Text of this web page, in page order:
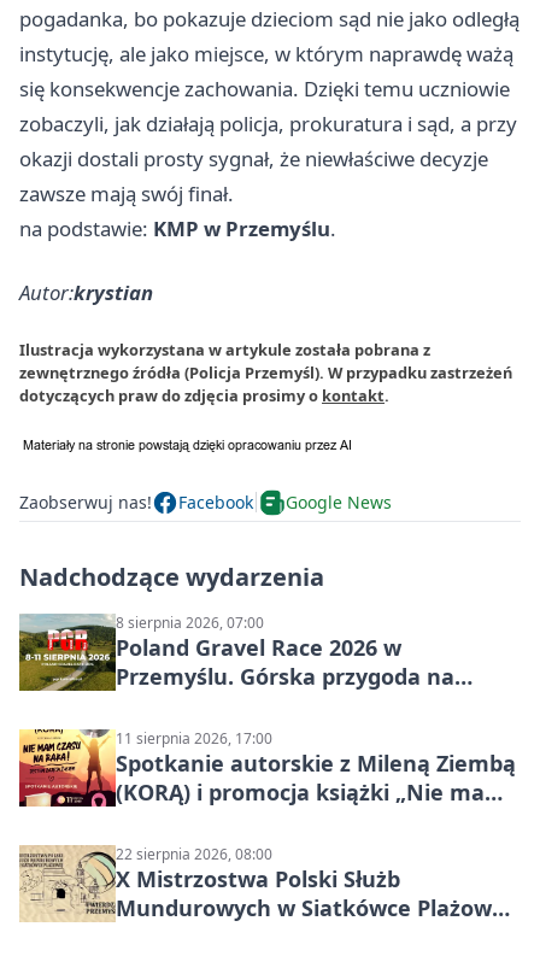
pogadanka, bo pokazuje dzieciom sąd nie jako odległą
instytucję, ale jako miejsce, w którym naprawdę ważą
się konsekwencje zachowania. Dzięki temu uczniowie
zobaczyli, jak działają policja, prokuratura i sąd, a przy
okazji dostali prosty sygnał, że niewłaściwe decyzje
zawsze mają swój finał.
na podstawie: KMP w Przemyślu.
Autor:krystian
Ilustracja wykorzystana w artykule została pobrana z
zewnętrznego źródła (Policja Przemyśl). W przypadku zastrzeżeń
dotyczących praw do zdjęcia prosimy o kontakt.
Zaobserwuj nas! Facebook Google News
Nadchodzące wydarzenia
8 sierpnia 2026, 07:00
Poland Gravel Race 2026 w
Przemyślu. Górska przygoda na
11 sierpnia 2026, 17:00
Spotkanie autorskie z Mileną Ziembą
(KORĄ) i promocja książki „Nie mam
22 sierpnia 2026, 08:00
X Mistrzostwa Polski Służb
Mundurowych w Siatkówce Plażowej